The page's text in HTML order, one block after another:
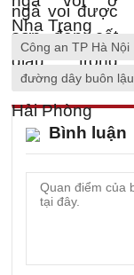
Công an TP Hà Nội
đường dây buôn lậu
Bình luận